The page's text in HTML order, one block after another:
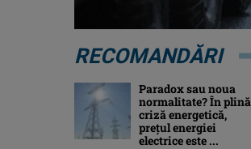
RECOMANDĂRI
Paradox sau noua
normalitate? În plină
criză energetică,
prețul energiei
electrice este ...